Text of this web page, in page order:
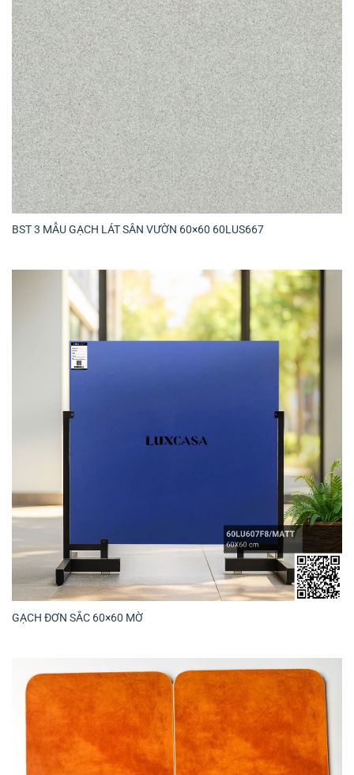
BST 3 MẪU GẠCH LÁT SÂN VƯỜN 60×60 60LUS667
GẠCH ĐƠN SẮC 60×60 MỜ